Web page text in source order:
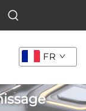
FR